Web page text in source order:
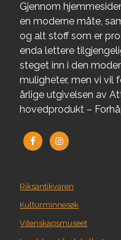
Gjennom
en moderne måte,
og alt stoff som er
enda lettere
steget inn i den
muligheter, men vi vil
årlige utgivelsen av
hovedprodukt –
Riksantikvaren
Kulturminnesøk
Vitenskapsmuseet